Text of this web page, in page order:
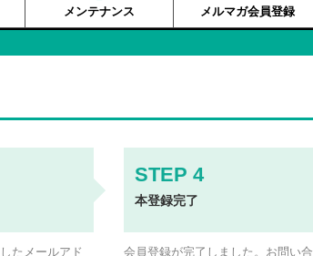
メンテナンス メルマガ会員登録
たメールアド
本登録完了
会員登録が完了しました。お問い合